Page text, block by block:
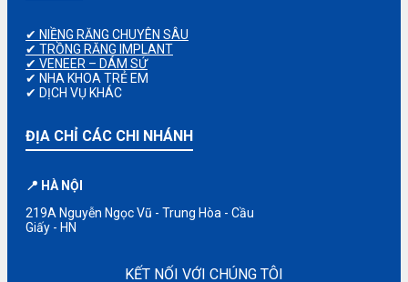
✔ NIỀNG RĂNG CHUYÊN SÂU
✔ TRỒNG RĂNG IMPLANT
✔ VENEER – DÁM SỨ
✔ NHA KHOA TRẺ EM
✔ DỊCH VỤ KHÁC
ĐỊA CHỈ CÁC CHI NHÁNH
📍 HÀ NỘI
219A Nguyễn Ngọc Vũ - Trung Hòa - Cầu
Giấy - HN
KẾT NỐI VỚI CHÚNG TÔI